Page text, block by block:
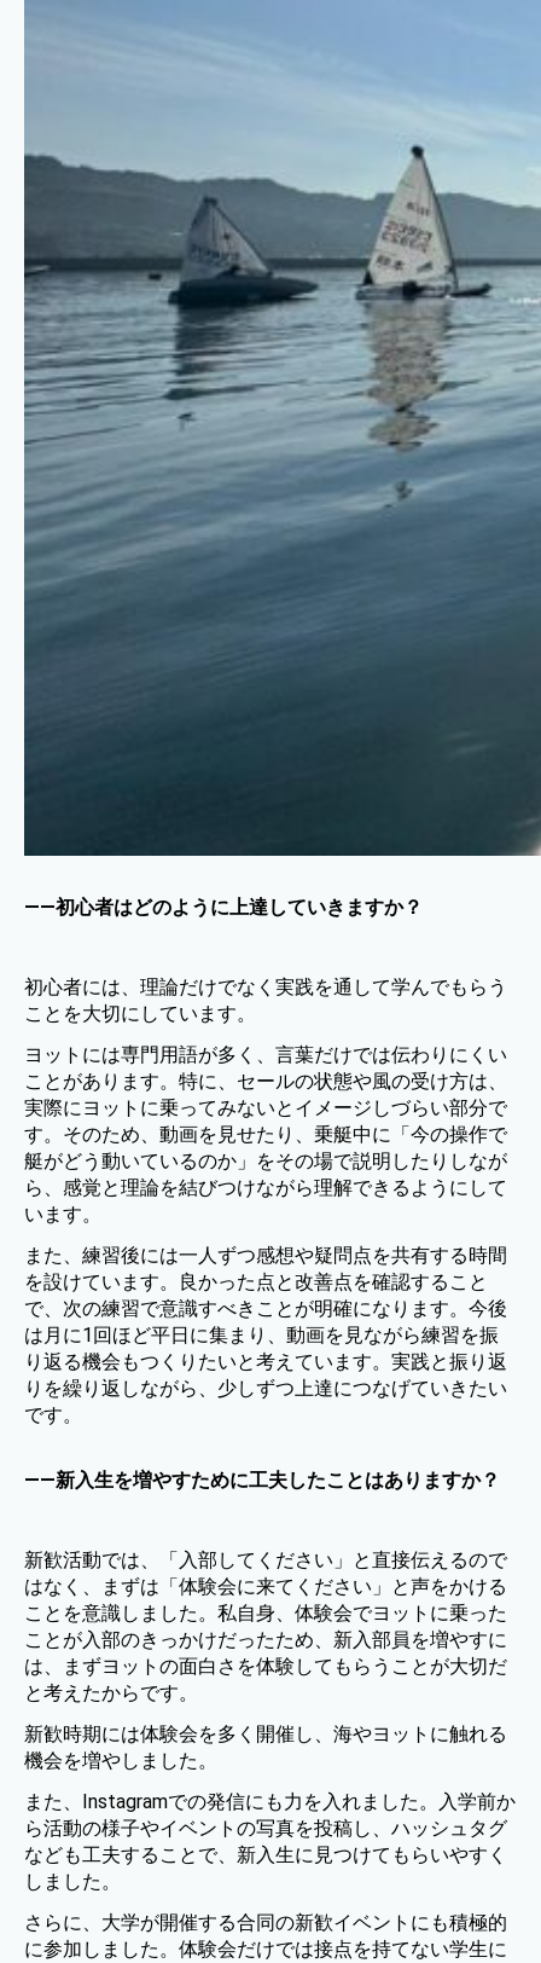
——初心者はどのように上達していきますか？
初心者には、理論だけでなく実践を通して学んでもらう
ことを大切にしています。
ヨットには専門用語が多く、言葉だけでは伝わりにくい
ことがあります。特に、セールの状態や風の受け方は、
実際にヨットに乗ってみないとイメージしづらい部分で
す。そのため、動画を見せたり、乗艇中に「今の操作で
艇がどう動いているのか」をその場で説明したりしなが
ら、感覚と理論を結びつけながら理解できるようにして
います。
また、練習後には一人ずつ感想や疑問点を共有する時間
を設けています。良かった点と改善点を確認すること
で、次の練習で意識すべきことが明確になります。今後
は月に1回ほど平日に集まり、動画を見ながら練習を振
り返る機会もつくりたいと考えています。実践と振り返
りを繰り返しながら、少しずつ上達につなげていきたい
です。
——新入生を増やすために工夫したことはありますか？
新歓活動では、「入部してください」と直接伝えるので
はなく、まずは「体験会に来てください」と声をかける
ことを意識しました。私自身、体験会でヨットに乗った
ことが入部のきっかけだったため、新入部員を増やすに
は、まずヨットの面白さを体験してもらうことが大切だ
と考えたからです。
新歓時期には体験会を多く開催し、海やヨットに触れる
機会を増やしました。
また、Instagramでの発信にも力を入れました。入学前か
ら活動の様子やイベントの写真を投稿し、ハッシュタグ
なども工夫することで、新入生に見つけてもらいやすく
しました。
さらに、大学が開催する合同の新歓イベントにも積極的
に参加しました。体験会だけでは接点を持てない学生に